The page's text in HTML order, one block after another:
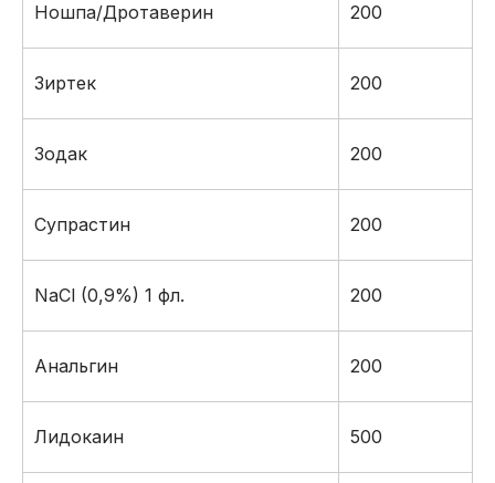
Ношпа/Дротаверин 200
Зиртек 200
Зодак 200
Супрастин 200
NaCl (0,9%) 1 фл. 200
Анальгин 200
Лидокаин 500